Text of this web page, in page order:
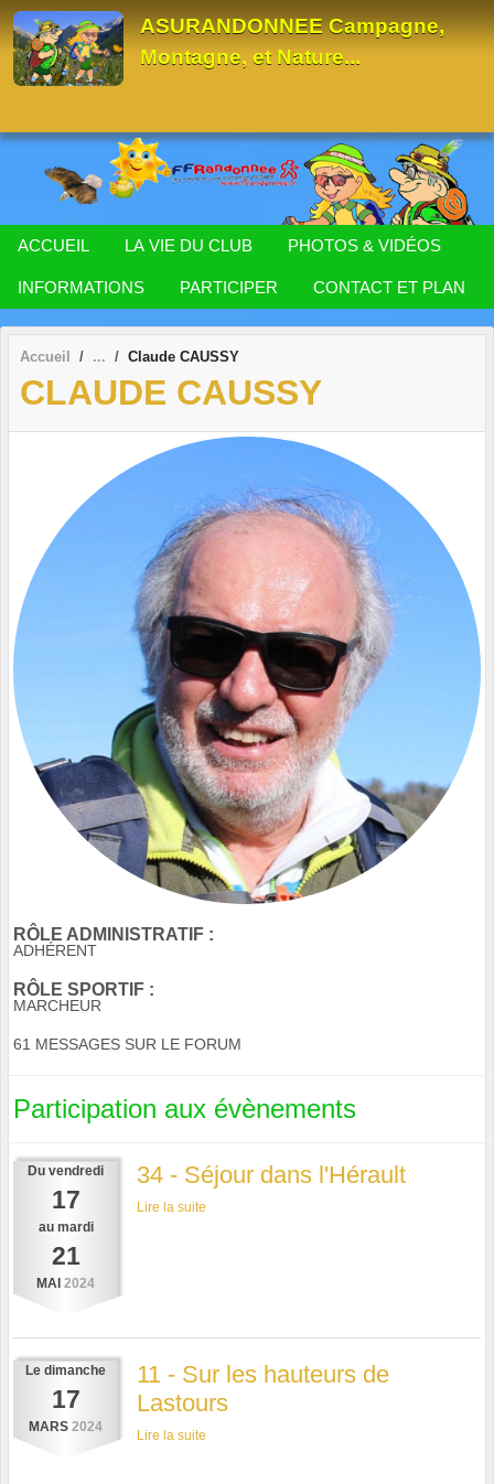
ASURANDONNEE Campagne,
Montagne, et Nature...
ACCUEIL LA VIE DU CLUB PHOTOS & VIDÉOS
INFORMATIONS PARTICIPER CONTACT ET PLAN
Accueil Claude CAUSSY
CLAUDE CAUSSY
RÔLE ADMINISTRATIF :
ADHÉRENT
RÔLE SPORTIF :
MARCHEUR
61 MESSAGES SUR LE FORUM
Participation aux évènements
Du vendredi
17
au mardi
21
MAI 2024
34 - Séjour dans l'Hérault
Lire la suite
Le dimanche
17
MARS 2024
11 - Sur les hauteurs de
Lastours
Lire la suite
Panneau de gestion des cookies